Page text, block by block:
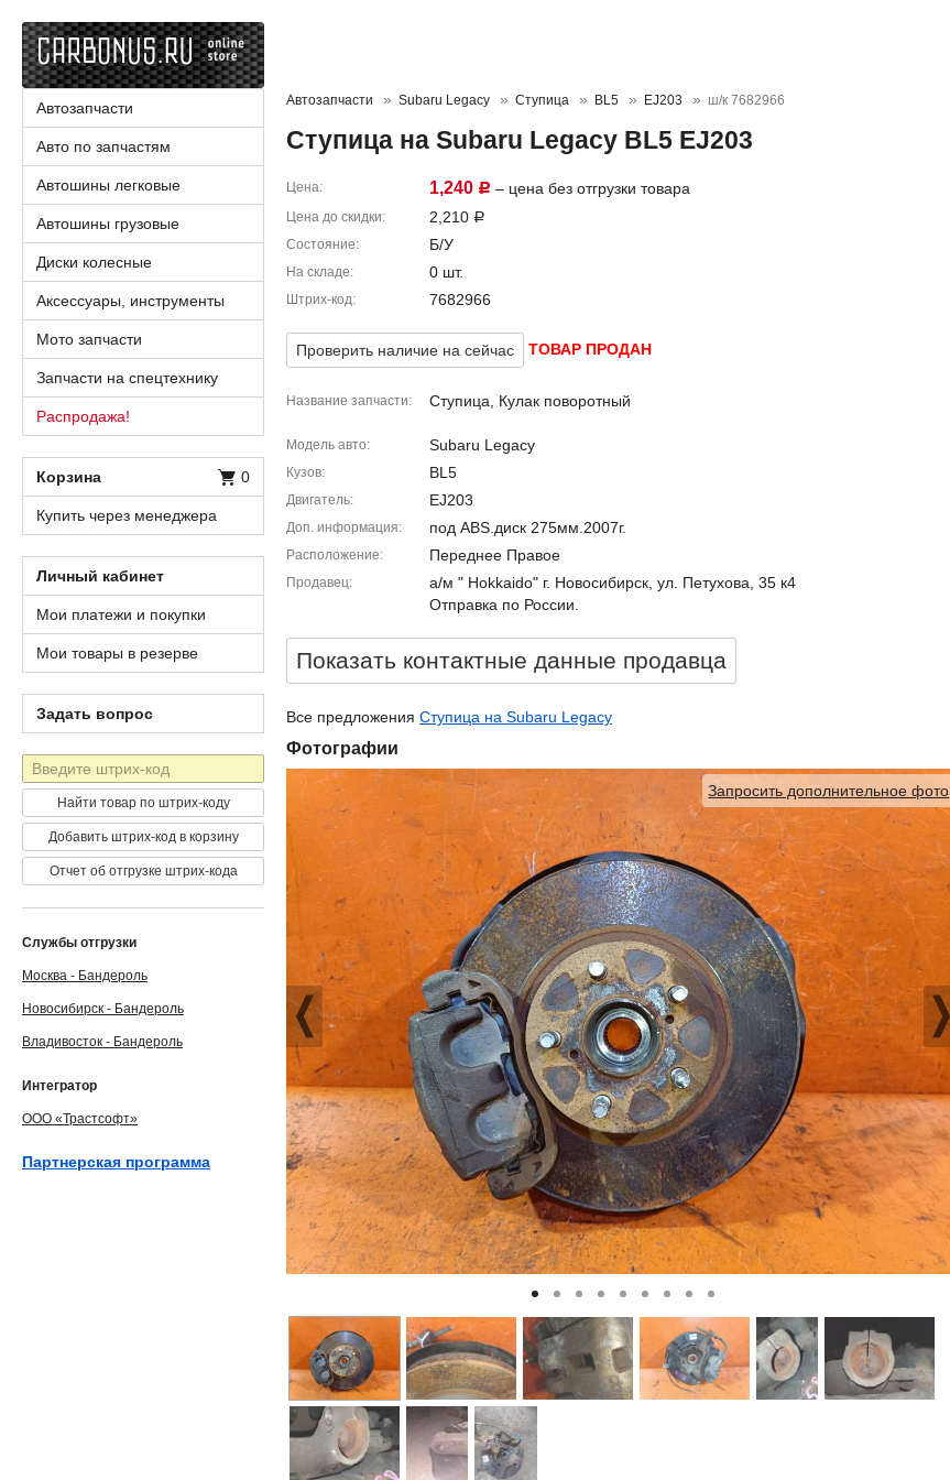
Автозапчасти Subaru Legacy Ступица BL5 EJ203 ш/к 7682966
Ступица на Subaru Legacy BL5 EJ203
Цена 1,240 Р – цена без отгрузки товара
Цена до скидки 2,210 Р
Состояние Б/У
На складе 0 шт.
Штрих-код 7682966
Проверить наличие на сейчас ТОВАР ПРОДАН
Название запчасти Ступица, Кулак поворотный
Модель авто Subaru Legacy
Кузов BL5
Двигатель EJ203
Доп. информация под ABS.диск 275мм.2007г.
Расположение Переднее Правое
Продавец
а/м " Hokkaido" г. Новосибирск, ул. Петухова, 35 к4
Отправка по России.
Показать контактные данные продавцa
Все предложения Ступица на Subaru Legacy
Фотографии
Запросить дополнительное фото
Автозапчасти
Авто по запчастям
Автошины легковые
Автошины грузовые
Диски колесные
Аксессуары, инструменты
Мото запчасти
Запчасти на спецтехнику
Распродажа!
Корзина 0
Купить через менеджера
Личный кабинет
Мои платежи и покупки
Мои товары в резерве
Задать вопрос
Штрих-
код
Найти товар по штрих-коду
Добавить штрих-код в корзину
Отчет об отгрузке штрих-кода
Службы отгрузки
Москва - Бандероль
Новосибирск - Бандероль
Владивосток - Бандероль
Интегратор
ООО «Трастсофт»
Партнерская программа